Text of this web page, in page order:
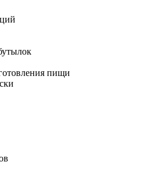
пищи